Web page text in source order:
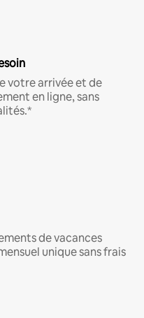
votre arrivée et de
en ligne, sans
de vacances
unique sans frais